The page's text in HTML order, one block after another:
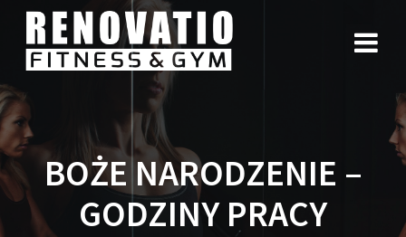
BOŻE NARODZENIE –
GODZINY PRACY